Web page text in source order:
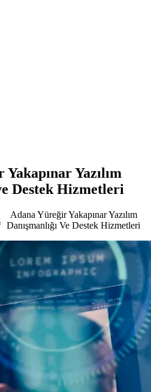
Yazılım
Destek Hizmetleri
Adana Yüreğir Yakapınar Yazılım
Danışmanlığı Ve Destek Hizmetleri